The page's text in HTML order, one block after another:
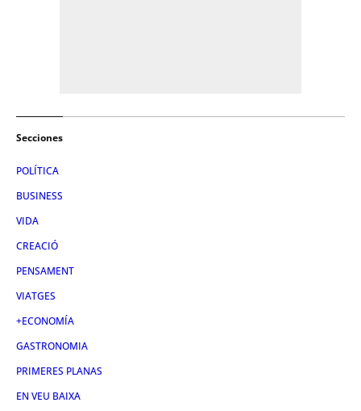
Secciones
POLÍTICA
BUSINESS
VIDA
CREACIÓ
PENSAMENT
VIATGES
+ECONOMÍA
GASTRONOMIA
PRIMERES PLANAS
EN VEU BAIXA